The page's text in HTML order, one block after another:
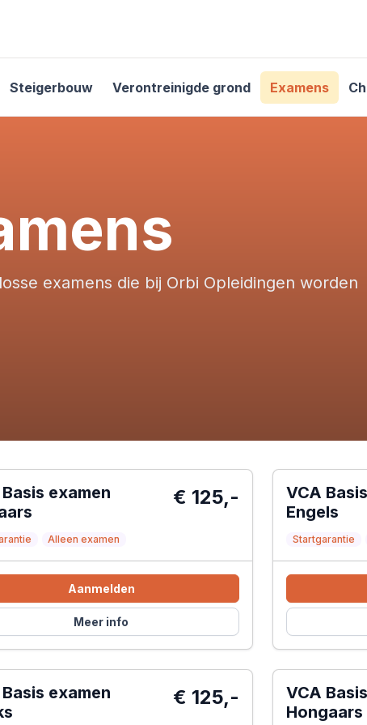
Steigerbouw Verontreinigde grond Examens
examens die bij Orbi Opleidingen worden
examen
Alleen examen
€ 125,-
Aanmelden
Meer info
VCA
Engels
Startgarantie
examen
€ 125,-
VCA
Hongaars